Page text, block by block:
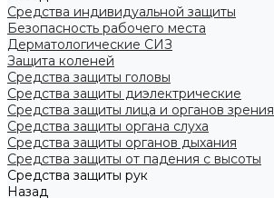
Средства индивидуальной защиты
Безопасность рабочего места
Дерматологические СИЗ
Защита коленей
Средства защиты головы
Средства защиты диэлектрические
Средства защиты лица и органов зрения
Средства защиты органа слуха
Средства защиты органов дыхания
Средства защиты от падения с высоты
Средства защиты рук
Назад